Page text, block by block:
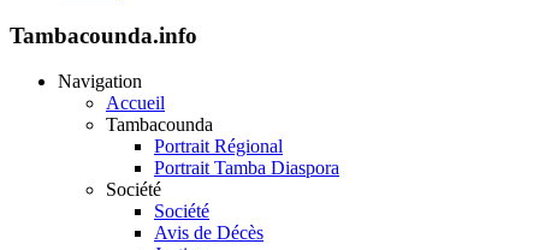
Tambacounda.info
Navigation
Accueil
Tambacounda
Portrait Régional
Portrait Tamba Diaspora
Société
Société
Avis de Décès